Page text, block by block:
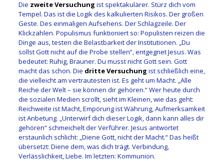
Die zweite Versuchung ist spektakulärer. Stürz dich vom
Tempel. Das ist die Logik des kalkulierten Risikos. Der großen
Geste. Des einmaligen Aufsehens. Der Schlagzeile. Der
Klickzahlen. Populismus funktioniert so: Populisten reizen die
Dinge aus, testen die Belastbarkeit der Institutionen. „Du
sollst Gott nicht auf die Probe stellen“, entgegnet Jesus. Was
bedeutet: Ruhig, Brauner. Du musst nicht Gott sein. Gott
macht das schon. Die dritte Versuchung ist schließlich eine,
die vielleicht am vertrautesten ist. Es geht um Macht. „Alle
Reiche der Welt – sie können dir gehören.“ Wer heute durch
die sozialen Medien scrollt, sieht im Kleinen, wie das geht:
Reichweite ist Macht, Empörung ist Währung, Aufmerksamkeit
ist Anbetung. „Unterwirf dich dieser Logik, dann kann alles dir
gehören“ schmeichelt der Verführer. Jesus antwortet
erstaunlich schlicht: „Diene Gott, nicht der Macht.“ Das heißt
übersetzt: Diene dem, was dich trägt. Verbindung,
Verlässlichkeit, Liebe. Im letzten: Kommunion.